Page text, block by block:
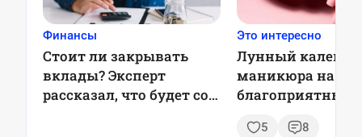
Финансы
Стоит ли закрывать
вклады? Эксперт
рассказал, что будет со
Это интересно
Лунный
маникюра на
благоприятные
5 8